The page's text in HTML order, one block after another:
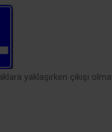
yaklaşırken çıkışı